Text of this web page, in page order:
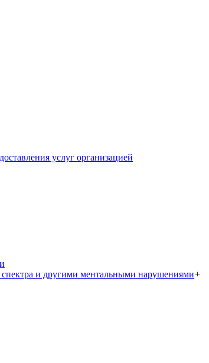
услуг организацией
и другими ментальными нарушениями+